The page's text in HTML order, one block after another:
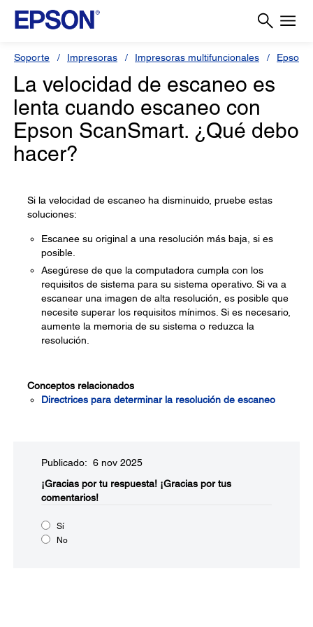
Soporte Impresoras Impresoras multifuncionales Epson L
La velocidad de escaneo es
lenta cuando escaneo con
Epson ScanSmart. ¿Qué debo
hacer?
Si la velocidad de escaneo ha disminuido, pruebe estas
soluciones:
Escanee su original a una resolución más baja, si es
posible.
Asegúrese de que la computadora cumpla con los
requisitos de sistema para su sistema operativo. Si va a
escanear una imagen de alta resolución, es posible que
necesite superar los requisitos mínimos. Si es necesario,
aumente la memoria de su sistema o reduzca la
resolución.
Conceptos relacionados
Directrices para determinar la resolución de escaneo
Publicado: 6 nov 2025
¡Gracias por tu respuesta! ¡Gracias por tus
comentarios!
Sí
No